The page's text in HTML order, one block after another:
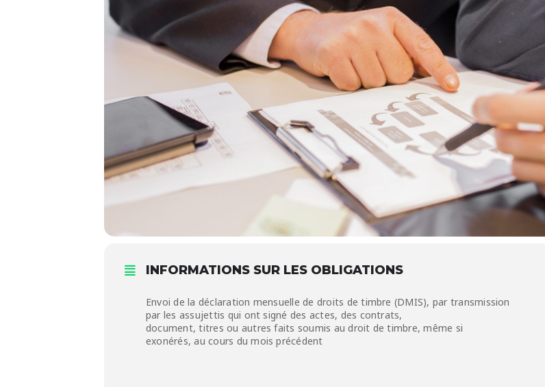
INFORMATIONS SUR LES OBLIGATIONS
Envoi de la déclaration mensuelle de droits de timbre (DMIS), par transmission
par les assujettis qui ont signé des actes, des contrats,
document, titres ou autres faits soumis au droit de timbre, même si
exonérés, au cours du mois précédent